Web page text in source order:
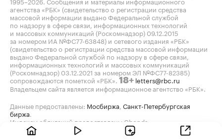
агентства «РБК» (свидетельство о регистрации средства
массовой информации выдано Федеральной службой
по надзору в сфере связи, информационных технологий
и массовых коммуникаций (Роскомнадзор) 09.12.2015
за номером ИА №ФС77-63848) и сетевого издания «РБК»
(свидетельство о регистрации средства массовой информации
выдано Федеральной службой по надзору в сфере связи,
информационных технологий и массовых коммуникаций
(Роскомнадзор) 03.12.2021 за номером ЭЛ №ФС77-82385)
сопровождаются пометкой «РБК». 18+ letters@rbc.ru
Владельцем сайта является информационное агентство «РБК».
Данные предоставлены: Мосбиржа, Санкт-Петербургская
биржа.
Индексы облигаций предоставлены Cbonds.